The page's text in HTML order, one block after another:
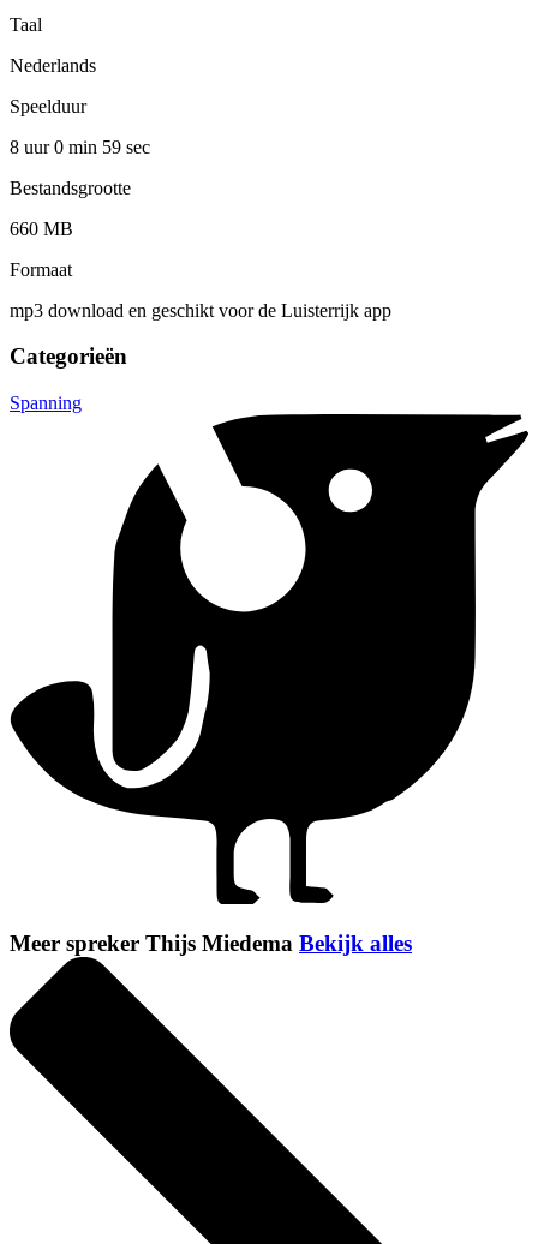
Taal
Nederlands
Speelduur
8 uur 0 min 59 sec
Bestandsgrootte
660 MB
Formaat
mp3 download en geschikt voor de Luisterrijk app
Categorieën
Spanning
Meer spreker Thijs Miedema Bekijk alles